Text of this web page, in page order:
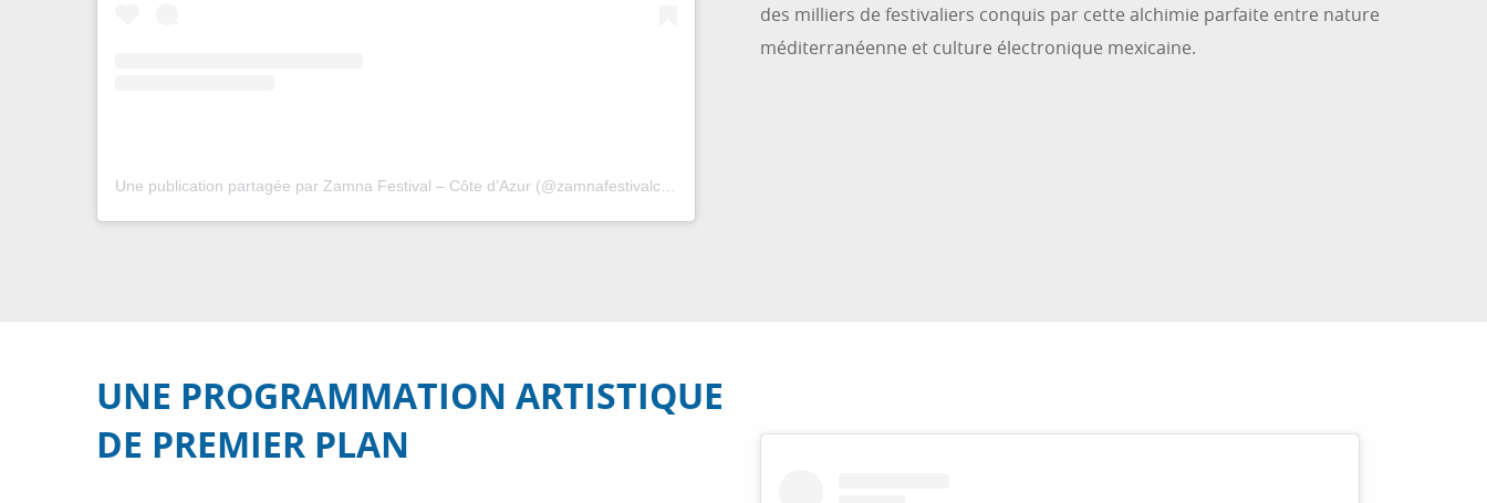
des milliers de festivaliers conquis par cette alchimie parfaite entre nature
méditerranéenne et culture électronique mexicaine.
UNE PROGRAMMATION ARTISTIQUE
DE PREMIER PLAN